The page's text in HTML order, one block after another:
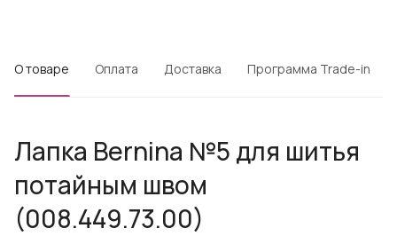
О товаре Оплата Доставка Программа Trade-in
Лапка Bernina №5 для шитья
потайным швом
(008.449.73.00)